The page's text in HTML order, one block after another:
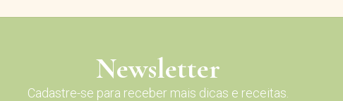
Newsletter
Cadastre-se para receber mais dicas e receitas.